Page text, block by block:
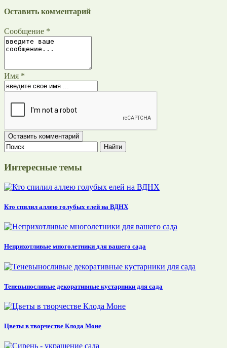
Оставить комментарий
Сообщение *
Имя *
Интересные темы
Кто спилил аллею голубых елей на ВДНХ
Неприхотливые многолетники для вашего сада
Теневыносливые декоративные кустарники для сада
Цветы в творчестве Клода Моне